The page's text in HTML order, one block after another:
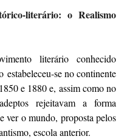
literário: o Realismo
estabeleceu-se no continente
e 1880 e, assim como no
rejeitavam a forma
ver o mundo, proposta pelos
, escola anterior.